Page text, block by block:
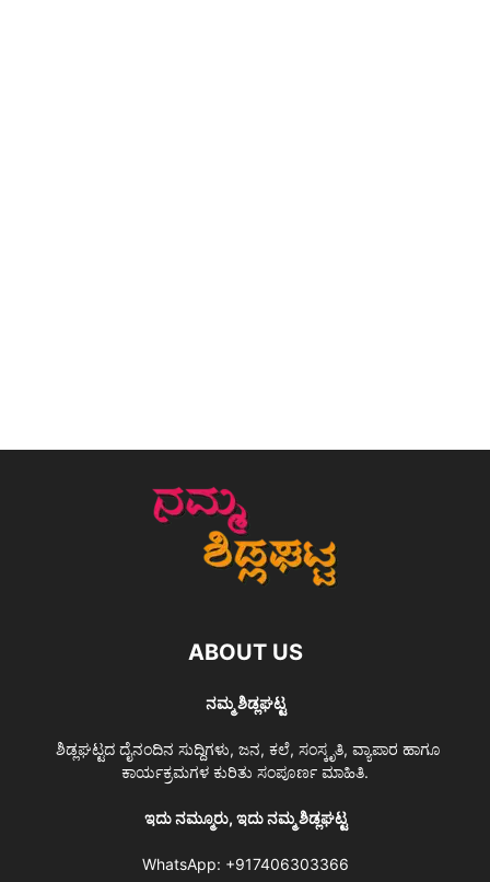
ABOUT US
ನಮ್ಮ ಶಿಡ್ಲಘಟ್ಟ
ಶಿಡ್ಲಘಟ್ಟದ ದೈನಂದಿನ ಸುದ್ದಿಗಳು, ಜನ, ಕಲೆ, ಸಂಸ್ಕೃತಿ, ವ್ಯಾಪಾರ ಹಾಗೂ
ಕಾರ್ಯಕ್ರಮಗಳ ಕುರಿತು ಸಂಪೂರ್ಣ ಮಾಹಿತಿ.
ಇದು ನಮ್ಮೂರು, ಇದು ನಮ್ಮ ಶಿಡ್ಲಘಟ್ಟ
WhatsApp: +917406303366